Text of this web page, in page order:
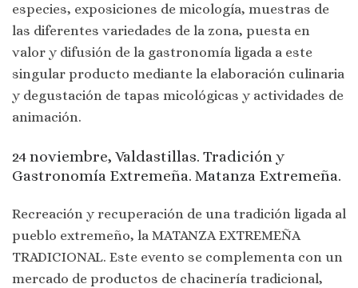
especies, exposiciones de micología, muestras de
las diferentes variedades de la zona, puesta en
valor y difusión de la gastronomía ligada a este
singular producto mediante la elaboración culinaria
y degustación de tapas micológicas y actividades de
animación.
24 noviembre, Valdastillas. Tradición y
Gastronomía Extremeña. Matanza Extremeña.
Recreación y recuperación de una tradición ligada al
pueblo extremeño, la MATANZA EXTREMEÑA
TRADICIONAL. Este evento se complementa con un
mercado de productos de chacinería tradicional,